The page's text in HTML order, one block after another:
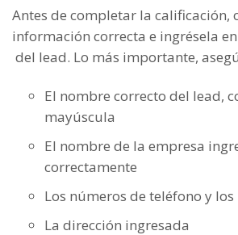
Antes de completar la calificación,
información correcta e ingrésela
del lead. Lo más importante,
El nombre correcto del lead,
mayúscula
El nombre de la empresa
correctamente
Los números de teléfono y
La dirección ingresada